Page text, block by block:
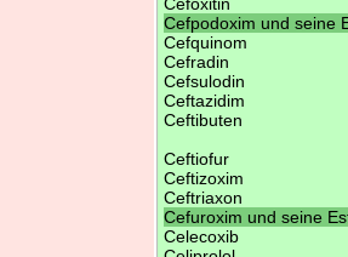
Cefpodoxim und seine
Cefquinom
Cefradin
Cefsulodin
Ceftazidim
Ceftibuten
Ceftiofur
Ceftizoxim
Ceftriaxon
Cefuroxim und seine
Celecoxib